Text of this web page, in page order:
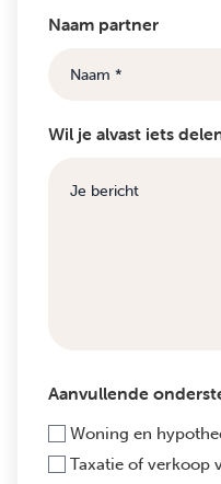
Naam partner
Wil je alvast iets
Aanvullende
Woning en
Taxatie of verkoop